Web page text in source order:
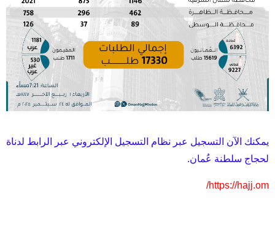
يمكنك الآن التسجيل عبر نظام التسجيل الإلكتروني عبر الرابط لدناة
لحجاج سلطنة عُمان.
https://hajj.om/